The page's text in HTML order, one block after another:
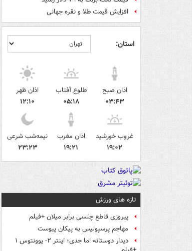
افزایش قیمت طلا و نقره جهانی
استان:
اذان صبح
۰۳:۴۳
طلوع آفتاب
۰۵:۱۸
اذان ظهر
۱۲:۱۰
غروب خورشید
۱۹:۰۲
اذان مغرب
۱۹:۲۱
نیمه‌شب شرعی
۲۳:۲۳
تازه های ورزش
پیروزی قاطع چلسی برابر میلان +فیلم
مهاجم پرسپولیس به پیکان پیوست
دیدار دوستانه اما جدی؛ اینتر ۲- یوونتوس ۱